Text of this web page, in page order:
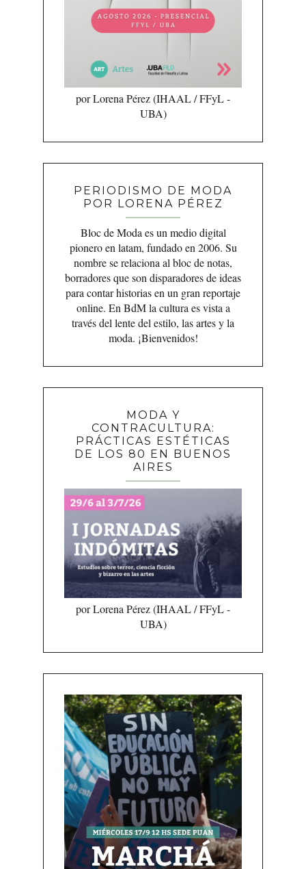
por Lorena Pérez (IHAAL / FFyL -
UBA)
PERIODISMO DE MODA
POR LORENA PÉREZ
Bloc de Moda es un medio digital
pionero en latam, fundado en 2006. Su
nombre se relaciona al bloc de notas,
borradores que son disparadores de ideas
para contar historias en un gran reportaje
online. En BdM la cultura es vista a
través del lente del estilo, las artes y la
moda. ¡Bienvenidos!
MODA Y
CONTRACULTURA:
PRÁCTICAS ESTÉTICAS
DE LOS 80 EN BUENOS
AIRES
por Lorena Pérez (IHAAL / FFyL -
UBA)